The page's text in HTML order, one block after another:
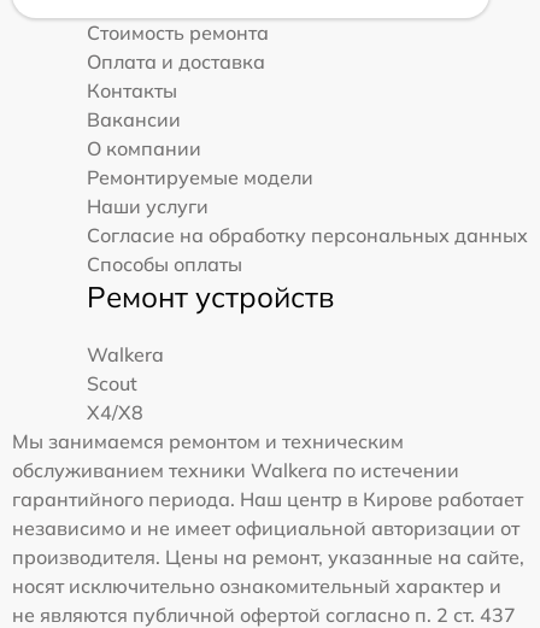
Стоимость ремонта
Оплата и доставка
Контакты
Вакансии
О компании
Ремонтируемые модели
Наши услуги
Согласие на обработку персональных данных
Способы оплаты
Ремонт устройств
Walkera
Scout
X4/X8
Мы занимаемся ремонтом и техническим
обслуживанием техники Walkera по истечении
гарантийного периода. Наш центр в Кирове работает
независимо и не имеет официальной авторизации от
производителя. Цены на ремонт, указанные на сайте,
носят исключительно ознакомительный характер и
не являются публичной офертой согласно п. 2 ст. 437